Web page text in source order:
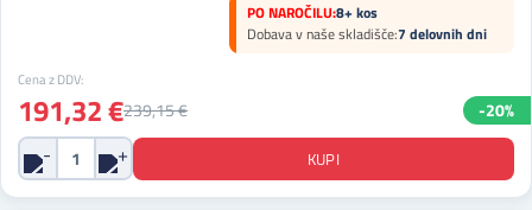
PO NAROČILU:8+ kos
Dobava v naše skladišče:7 delovnih dni
Cena z DDV:
191,32 €239,15 € -20%